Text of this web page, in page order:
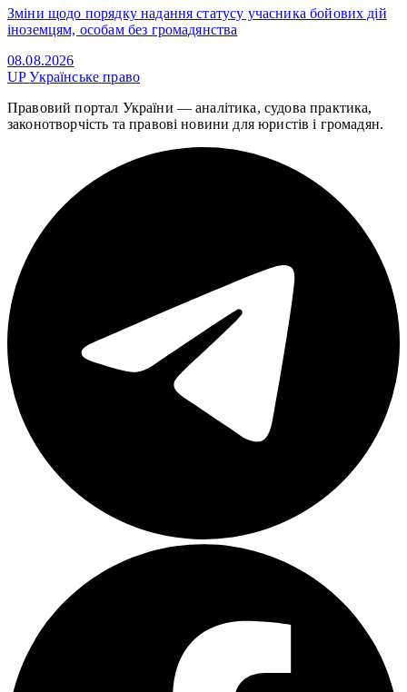
Зміни щодо порядку надання статусу учасника бойових дій
іноземцям, особам без громадянства
08.08.2026
UPУкраїнське право
Правовий портал України — аналітика, судова практика,
законотворчість та правові новини для юристів і громадян.